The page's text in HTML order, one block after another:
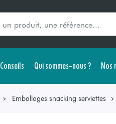
Conseils Qui sommes-nous ? Nos
Emballages snacking serviettes